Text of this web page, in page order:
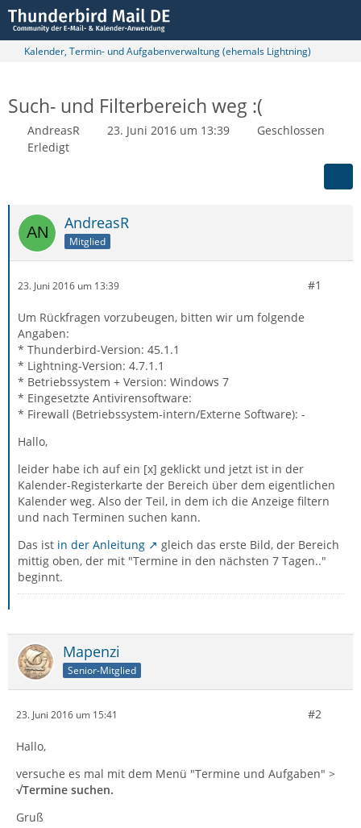
Kalender, Termin- und Aufgabenverwaltung (ehemals Lightning)
Such- und Filterbereich weg :(
AndreasR 23. Juni 2016 um 13:39
Geschlossen
Erledigt
AndreasR
Mitglied
23. Juni 2016 um 13:39 #1
Um Rückfragen vorzubeugen, bitten wir um folgende
Angaben:
* Thunderbird-Version: 45.1.1
* Lightning-Version: 4.7.1.1
* Betriebssystem + Version: Windows 7
* Eingesetzte Antivirensoftware:
* Firewall (Betriebssystem-intern/Externe Software): -
Hallo,
leider habe ich auf ein [x] geklickt und jetzt ist in der
Kalender-Registerkarte der Bereich über dem eigentlichen
Kalender weg. Also der Teil, in dem ich die Anzeige filtern
und nach Terminen suchen kann.
Das ist in der Anleitung
gleich das erste Bild, der Bereich
mittig oben, der mit "Termine in den nächsten 7 Tagen.."
beginnt.
Mapenzi
Senior-Mitglied
23. Juni 2016 um 15:41 #2
Hallo,
versuche es mal mit dem Menü "Termine und Aufgaben" >
√Termine suchen.
Gruß